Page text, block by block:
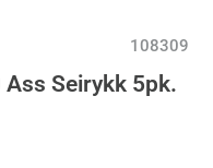
108309
Seirykk 5pk.